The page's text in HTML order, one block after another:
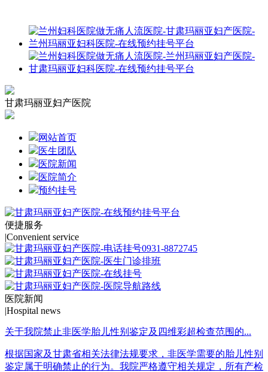
甘肃玛丽亚妇产医院
网站首页
医生团队
医院新闻
医院简介
预约挂号
便捷服务
|Convenient service
医院新闻
|Hospital news
关于我院禁止非医学胎儿性别鉴定及四维彩超检查范围的...
根据国家及甘肃省相关法律法规要求，非医学需要的胎儿性别
鉴定属于明确禁止的行为。我院严格遵守相关规定，所有产检